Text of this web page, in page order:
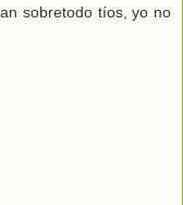
sobretodo tíos, yo no